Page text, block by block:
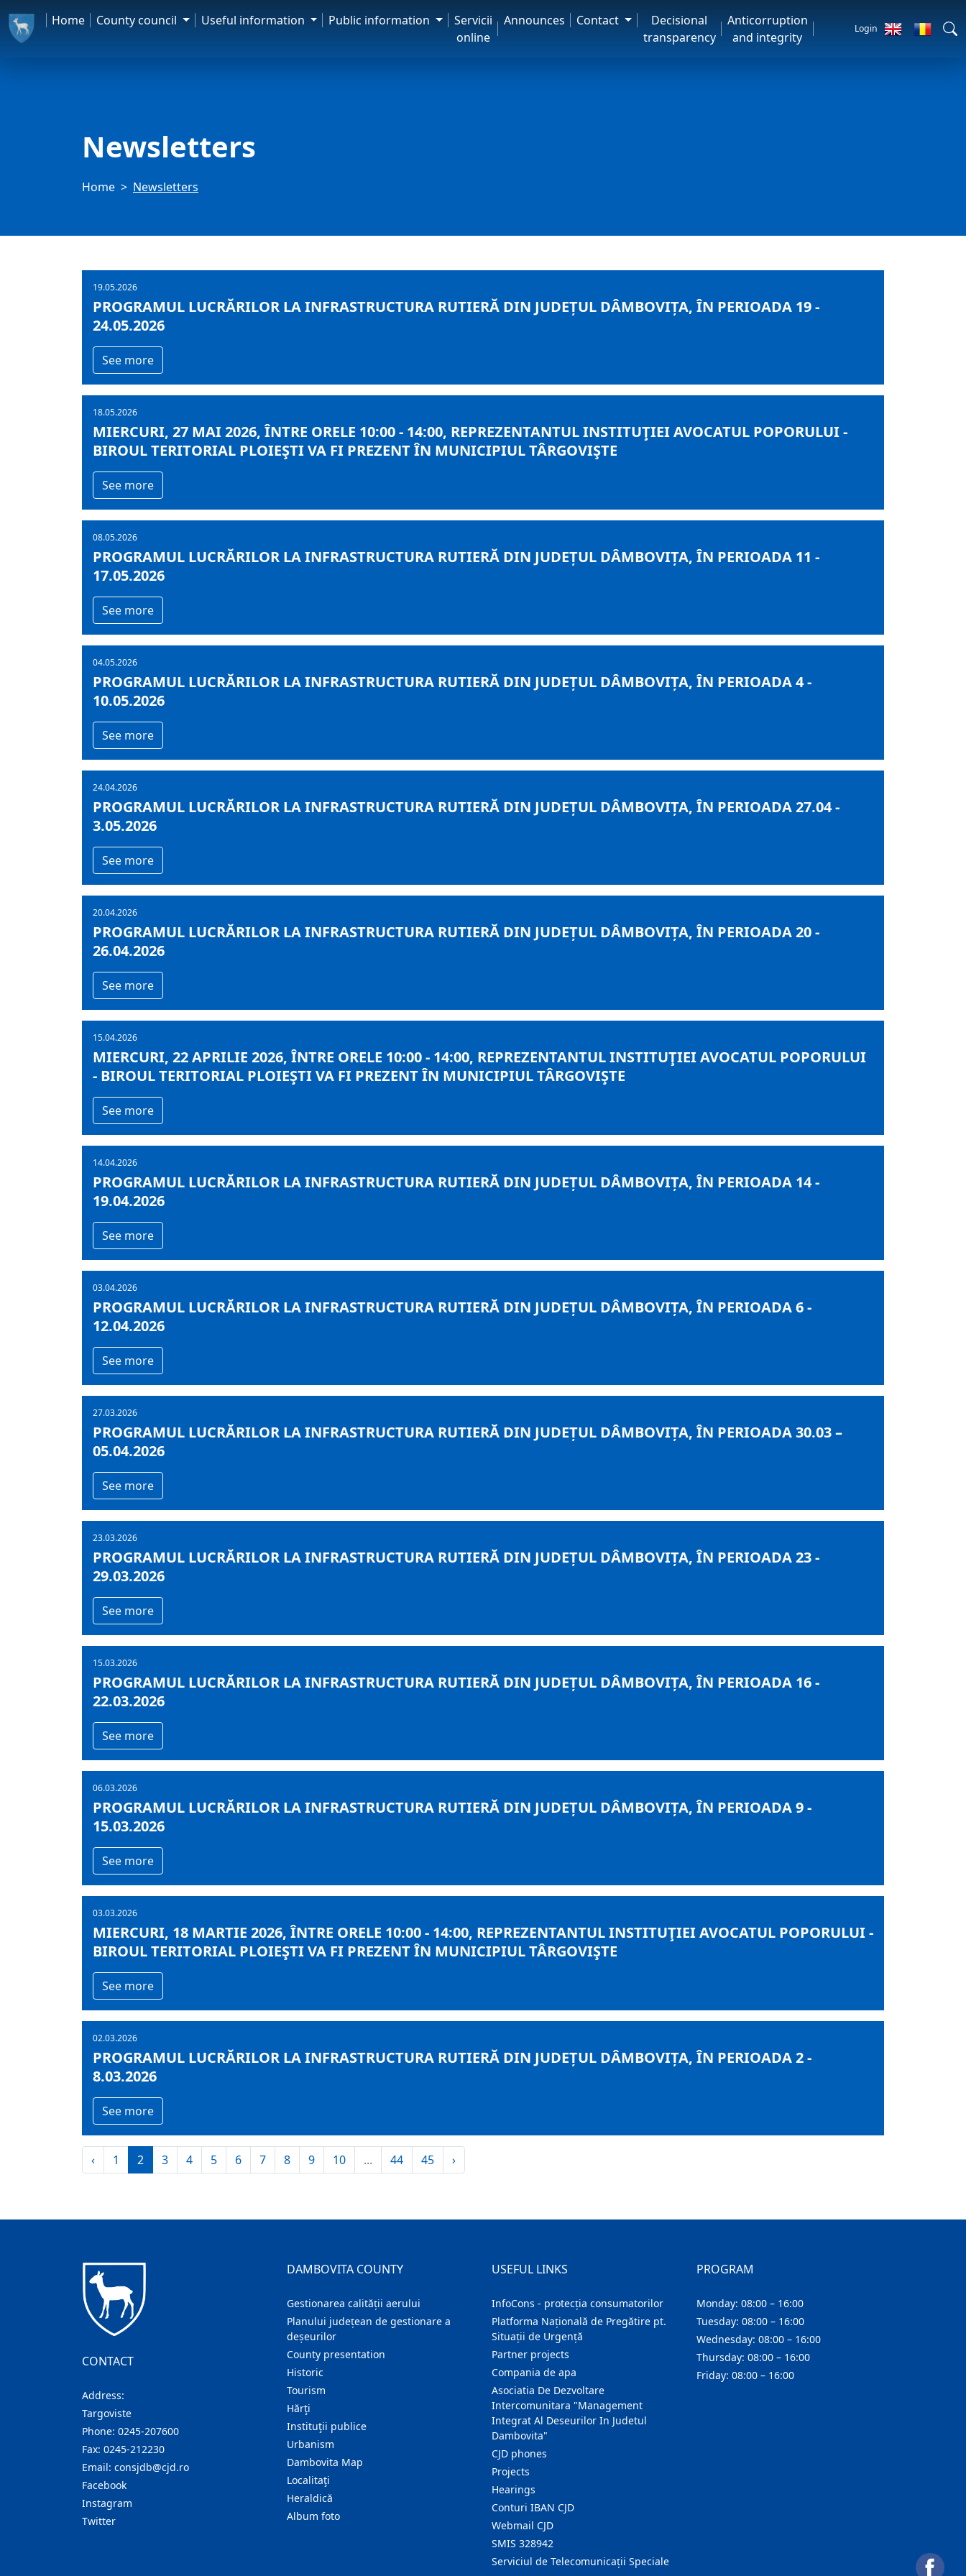
Home County council Useful information Public information
Servicii
online
Announces Contact
Decisional
transparency
Anticorruption
and integrity
Login
Newsletters
Home Newsletters
19.05.2026
PROGRAMUL LUCRĂRILOR LA INFRASTRUCTURA RUTIERĂ DIN JUDEȚUL DÂMBOVIȚA, ÎN PERIOADA 19 -
24.05.2026
See more
18.05.2026
MIERCURI, 27 MAI 2026, ÎNTRE ORELE 10:00 - 14:00, REPREZENTANTUL INSTITUŢIEI AVOCATUL POPORULUI -
BIROUL TERITORIAL PLOIEŞTI VA FI PREZENT ÎN MUNICIPIUL TÂRGOVIŞTE
See more
08.05.2026
PROGRAMUL LUCRĂRILOR LA INFRASTRUCTURA RUTIERĂ DIN JUDEȚUL DÂMBOVIȚA, ÎN PERIOADA 11 -
17.05.2026
See more
04.05.2026
PROGRAMUL LUCRĂRILOR LA INFRASTRUCTURA RUTIERĂ DIN JUDEȚUL DÂMBOVIȚA, ÎN PERIOADA 4 -
10.05.2026
See more
24.04.2026
PROGRAMUL LUCRĂRILOR LA INFRASTRUCTURA RUTIERĂ DIN JUDEȚUL DÂMBOVIȚA, ÎN PERIOADA 27.04 -
3.05.2026
See more
20.04.2026
PROGRAMUL LUCRĂRILOR LA INFRASTRUCTURA RUTIERĂ DIN JUDEȚUL DÂMBOVIȚA, ÎN PERIOADA 20 -
26.04.2026
See more
15.04.2026
MIERCURI, 22 APRILIE 2026, ÎNTRE ORELE 10:00 - 14:00, REPREZENTANTUL INSTITUŢIEI AVOCATUL POPORULUI
- BIROUL TERITORIAL PLOIEŞTI VA FI PREZENT ÎN MUNICIPIUL TÂRGOVIŞTE
See more
14.04.2026
PROGRAMUL LUCRĂRILOR LA INFRASTRUCTURA RUTIERĂ DIN JUDEȚUL DÂMBOVIȚA, ÎN PERIOADA 14 -
19.04.2026
See more
03.04.2026
PROGRAMUL LUCRĂRILOR LA INFRASTRUCTURA RUTIERĂ DIN JUDEȚUL DÂMBOVIȚA, ÎN PERIOADA 6 -
12.04.2026
See more
27.03.2026
PROGRAMUL LUCRĂRILOR LA INFRASTRUCTURA RUTIERĂ DIN JUDEȚUL DÂMBOVIȚA, ÎN PERIOADA 30.03 –
05.04.2026
See more
23.03.2026
PROGRAMUL LUCRĂRILOR LA INFRASTRUCTURA RUTIERĂ DIN JUDEȚUL DÂMBOVIȚA, ÎN PERIOADA 23 -
29.03.2026
See more
15.03.2026
PROGRAMUL LUCRĂRILOR LA INFRASTRUCTURA RUTIERĂ DIN JUDEȚUL DÂMBOVIȚA, ÎN PERIOADA 16 -
22.03.2026
See more
06.03.2026
PROGRAMUL LUCRĂRILOR LA INFRASTRUCTURA RUTIERĂ DIN JUDEȚUL DÂMBOVIȚA, ÎN PERIOADA 9 -
15.03.2026
See more
03.03.2026
MIERCURI, 18 MARTIE 2026, ÎNTRE ORELE 10:00 - 14:00, REPREZENTANTUL INSTITUŢIEI AVOCATUL POPORULUI -
BIROUL TERITORIAL PLOIEŞTI VA FI PREZENT ÎN MUNICIPIUL TÂRGOVIŞTE
See more
02.03.2026
PROGRAMUL LUCRĂRILOR LA INFRASTRUCTURA RUTIERĂ DIN JUDEȚUL DÂMBOVIȚA, ÎN PERIOADA 2 -
8.03.2026
See more
‹ 1 2 3 4 5 6 7 8 9 10 ... 44 45 ›
CONTACT
Address:
Targoviste
Phone: 0245-207600
Fax: 0245-212230
Email: consjdb@cjd.ro
Facebook
Instagram
Twitter
DAMBOVITA COUNTY
Gestionarea calității aerului
Planului județean de gestionare a
deșeurilor
County presentation
Historic
Tourism
Hărţi
Instituţii publice
Urbanism
Dambovita Map
Localitaţi
Heraldică
Album foto
USEFUL LINKS
InfoCons - protecția consumatorilor
Platforma Națională de Pregătire pt.
Situații de Urgență
Partner projects
Compania de apa
Asociatia De Dezvoltare
Intercomunitara "Management
Integrat Al Deseurilor In Judetul
Dambovita"
CJD phones
Projects
Hearings
Conturi IBAN CJD
Webmail CJD
SMIS 328942
Serviciul de Telecomunicații Speciale
PROGRAM
Monday: 08:00 – 16:00
Tuesday: 08:00 – 16:00
Wednesday: 08:00 – 16:00
Thursday: 08:00 – 16:00
Friday: 08:00 – 16:00